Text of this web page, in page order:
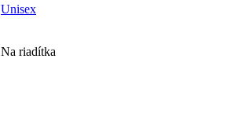
Unisex
Na riadítka